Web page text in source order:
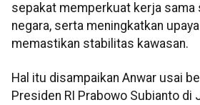
sepakat memperkuat kerja
negara, serta meningkatkan
memastikan stabilitas kawasan.
Hal itu disampaikan Anwar usai
Presiden RI Prabowo Subianto di